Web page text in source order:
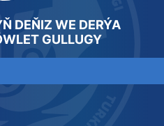
DEŇIZ WE DERÝA
GULLUGY